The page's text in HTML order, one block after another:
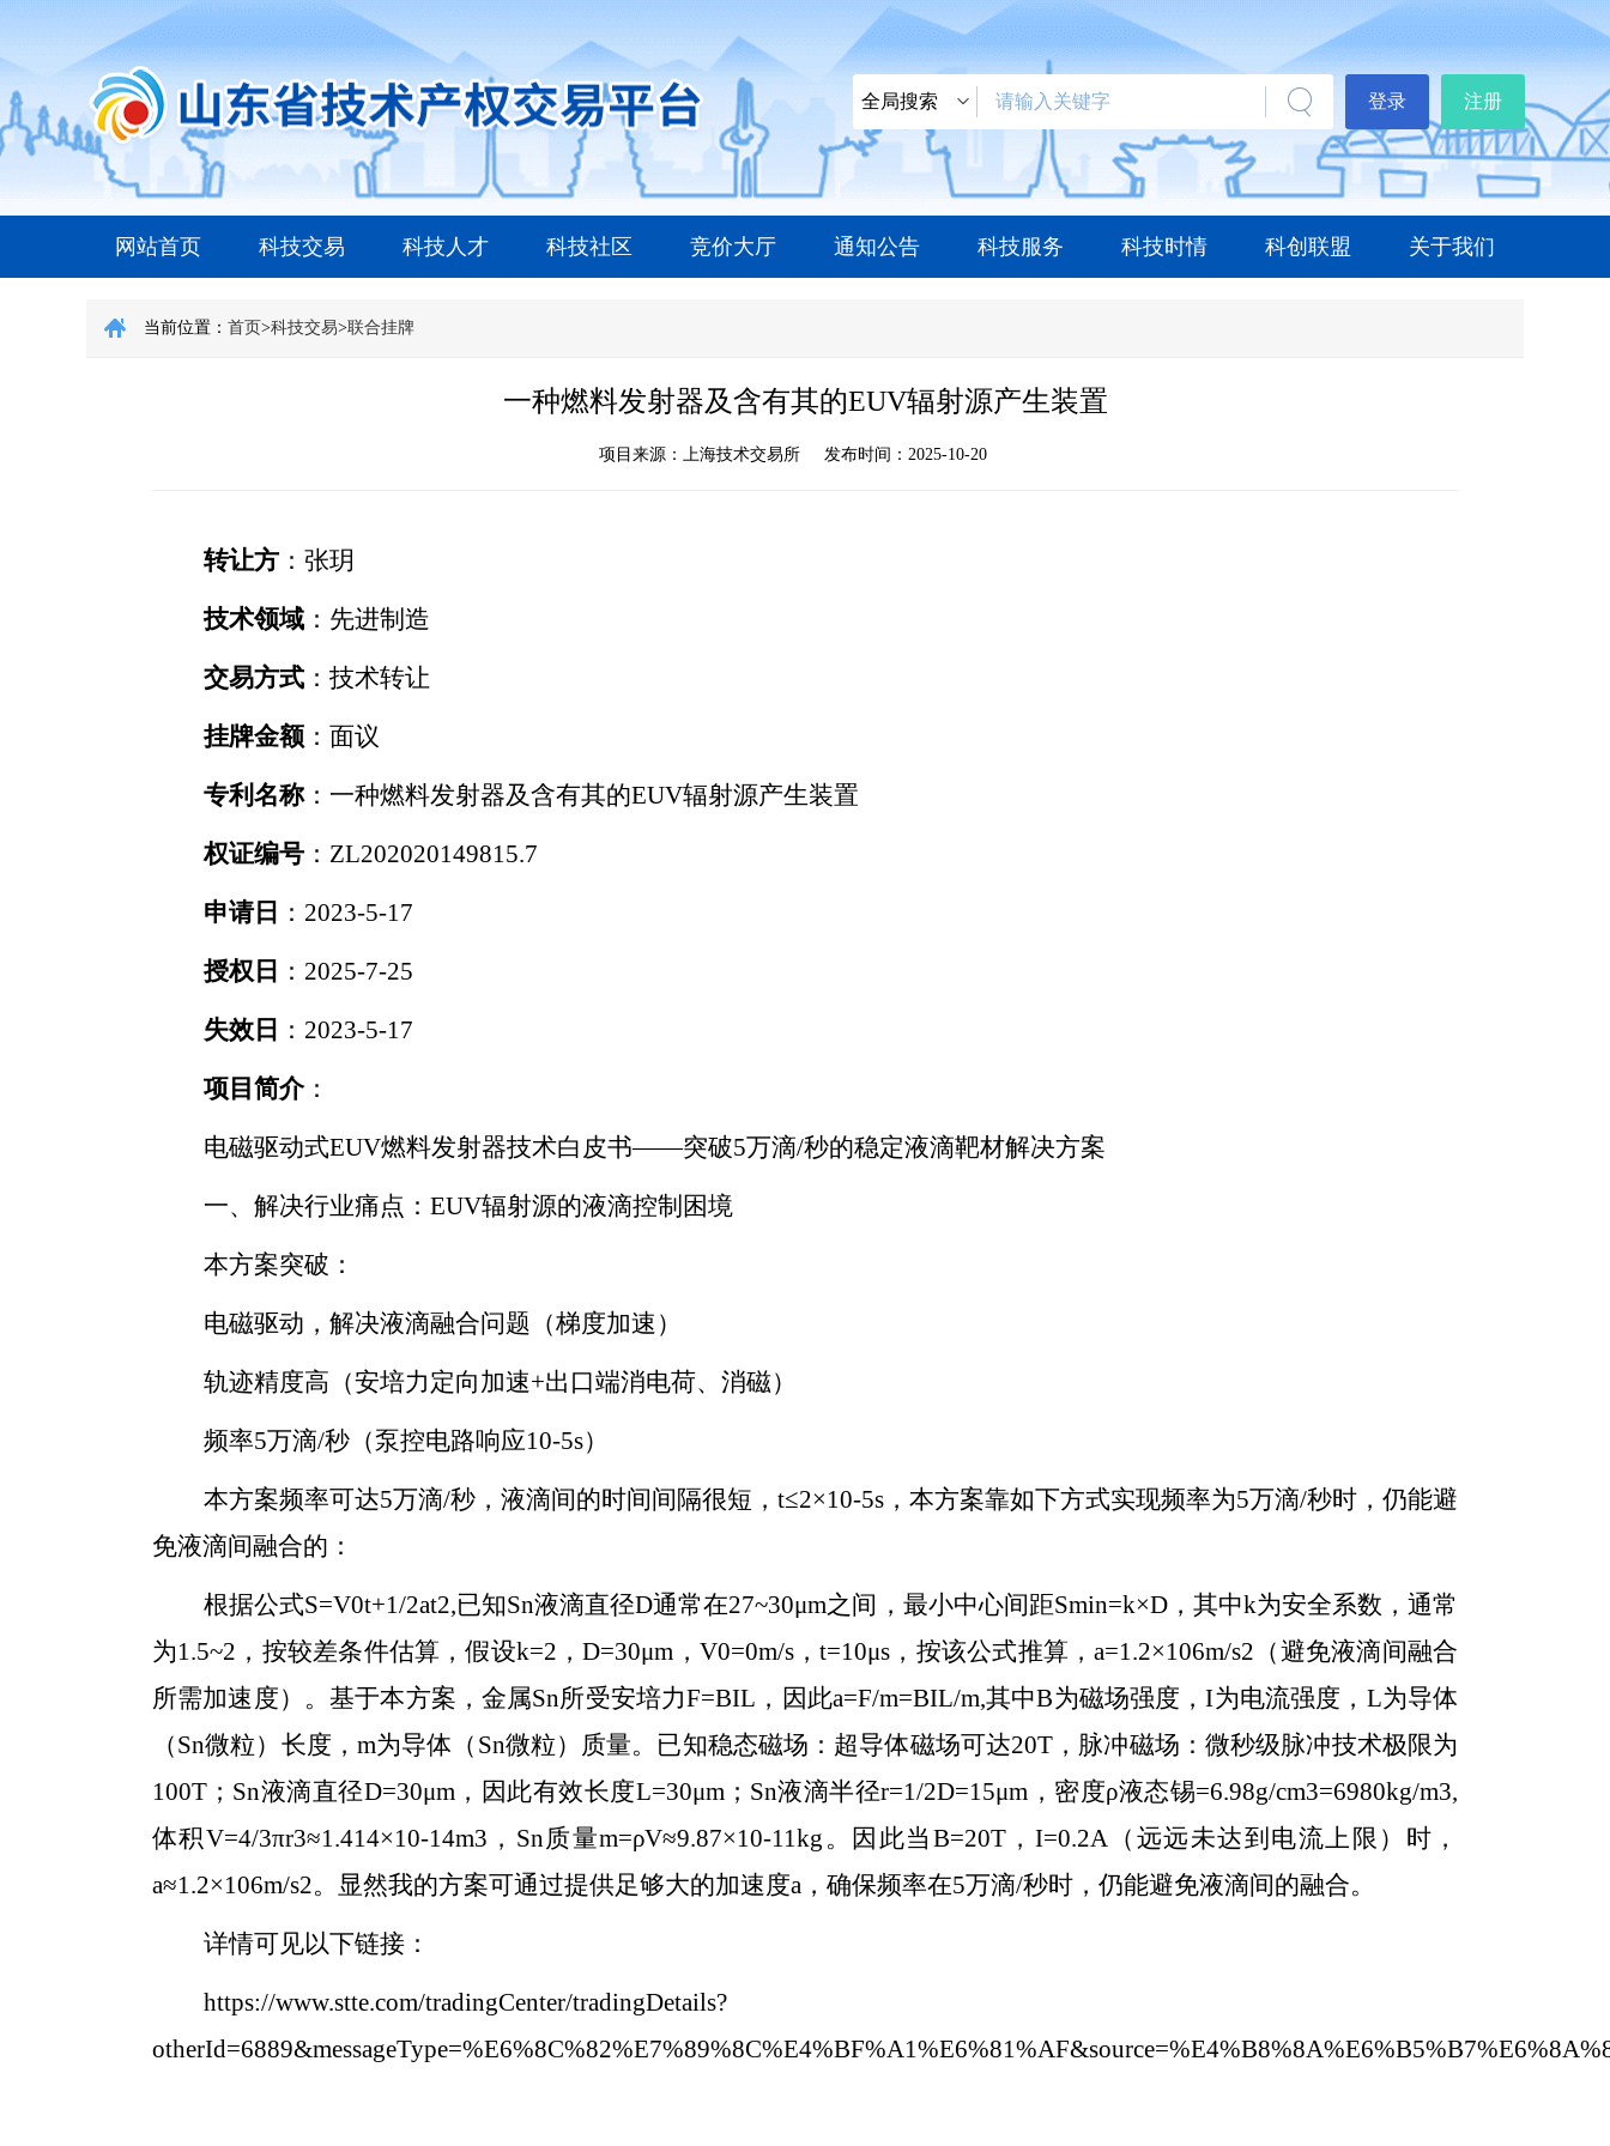
登录 注册
网站首页 科技交易 科技人才 科技社区 竞价大厅 通知公告 科技服务 科技时情 科创联盟 关于我们
当前位置： 首页>科技交易>联合挂牌
一种燃料发射器及含有其的EUV辐射源产生装置
项目来源：上海技术交易所 发布时间：2025-10-20
转让方 ： 张玥
技术领域 ： 先进制造
交易方式 ： 技术转让
挂牌金额 ： 面议
专利名称： 一种燃料发射器及含有其的EUV辐射源产生装置
权证编号 ： ZL202020149815.7
申请日 ： 2023-5-17
授权日 ： 2025-7-25
失效日 ： 2023-5-17
项目简介：
电磁驱动式EUV燃料发射器技术白皮书——突破5万滴/秒的稳定液滴靶材解决方案
一、解决行业痛点： EUV辐射源的液滴控制困境
本方案突破：
电磁驱动，解决液滴融合问题（梯度加速）
轨迹精度高（安培力定向加速+出口端消电荷、消磁）
频率5万滴/秒（泵控电路响应10-5s）
本方案频率可达5万滴/秒，液滴间的时间间隔很短，t≤2×10-5s，本方案靠如下方式实现频率为5万滴/秒时，仍能避
免液滴间融合的：
根据公式S=V0t+1/2at2,已知Sn液滴直径D通常在27~30μm之间，最小中心间距Smin=k×D，其中k为安全系数，通常
为1.5~2，按较差条件估算，假设k=2，D=30μm，V0=0m/s，t=10μs，按该公式推算，a=1.2×106m/s2（避免液滴间融合
所需加速度）。基于本方案，金属Sn所受安培力F=BIL，因此a=F/m=BIL/m,其中B为磁场强度，I为电流强度，L为导体
（Sn微粒）长度，m为导体（Sn微粒）质量。已知稳态磁场：超导体磁场可达20T，脉冲磁场：微秒级脉冲技术极限为
100T；Sn液滴直径D=30μm，因此有效长度L=30μm；Sn液滴半径r=1/2D=15μm，密度ρ液态锡=6.98g/cm3=6980kg/m3,
体积V=4/3πr3≈1.414×10-14m3，Sn质量m=ρV≈9.87×10-11kg。因此当B=20T，I=0.2A（远远未达到电流上限）时，
a≈1.2×106m/s2。显然我的方案可通过提供足够大的加速度a，确保频率在5万滴/秒时，仍能避免液滴间的融合。
详情可见以下链接：
https://www.stte.com/tradingCenter/tradingDetails?